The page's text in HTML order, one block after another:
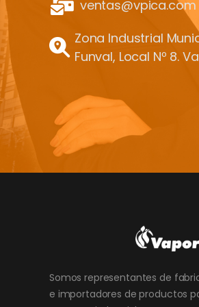
ventas@vpica.com
Zona Industrial
Funval, Local Nº 8.
Somos representantes de
e importadores de productos